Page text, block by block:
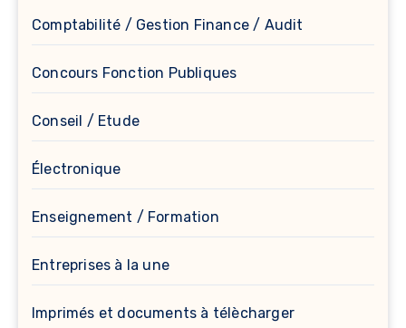
Comptabilité / Gestion Finance / Audit
Concours Fonction Publiques
Conseil / Etude
Électronique
Enseignement / Formation
Entreprises à la une
Imprimés et documents à télècharger